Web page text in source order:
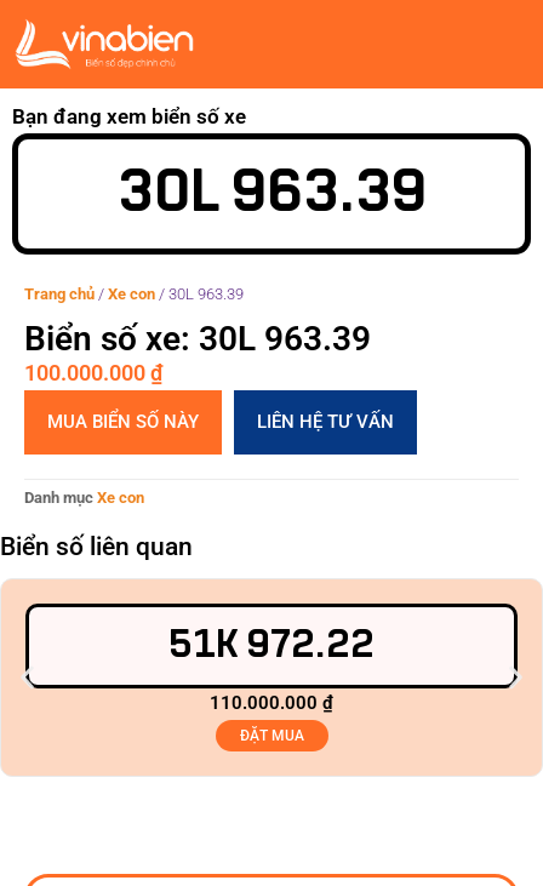
Bạn đang xem biển số xe
30L 963.39
Trang chủ / Xe con / 30L 963.39
Biển số xe: 30L 963.39
100.000.000₫
MUA BIỂN SỐ NÀY LIÊN HỆ TƯ VẤN
Danh mục Xe con
Biển số liên quan
51K 972.22
110.000.000 ₫
ĐẶT MUA